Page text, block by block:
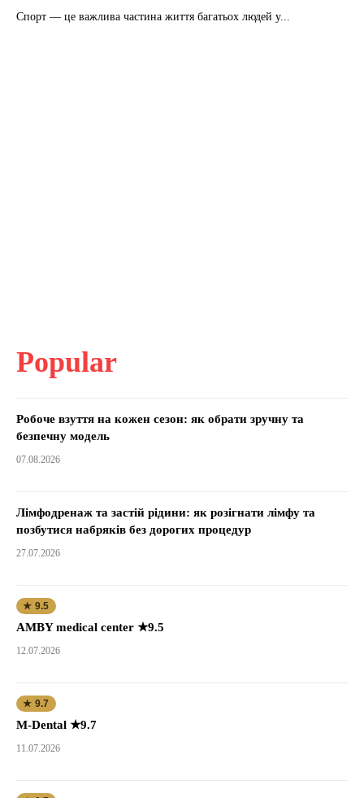
Спорт — це важлива частина життя багатьох людей у...
Popular
Робоче взуття на кожен сезон: як обрати зручну та
безпечну модель
07.08.2026
Лімфодренаж та застій рідини: як розігнати лімфу та
позбутися набряків без дорогих процедур
27.07.2026
★ 9.5
AMBY medical center ★9.5
12.07.2026
★ 9.7
M-Dental ★9.7
11.07.2026